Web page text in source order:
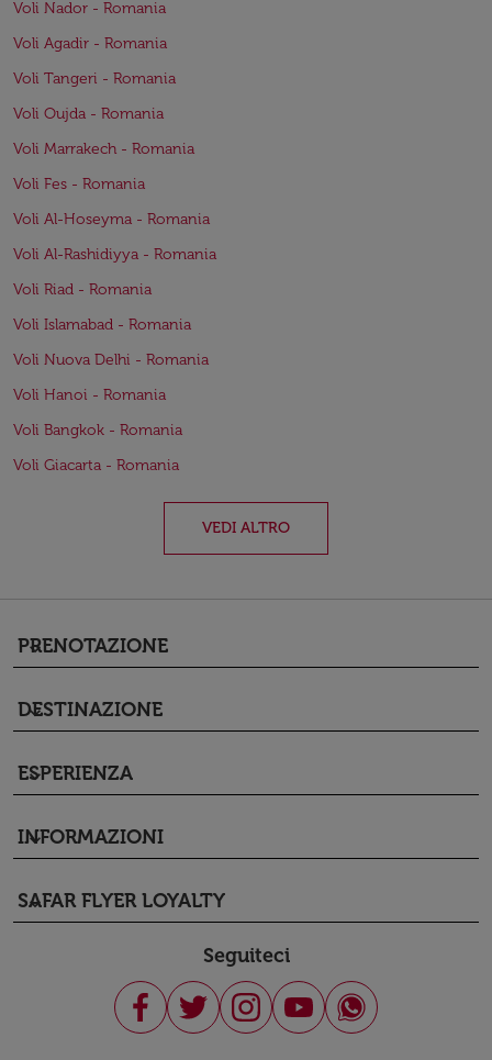
Voli Nador - Romania
Voli Agadir - Romania
Voli Tangeri - Romania
Voli Oujda - Romania
Voli Marrakech - Romania
Voli Fes - Romania
Voli Al-Hoseyma - Romania
Voli Al-Rashidiyya - Romania
Voli Riad - Romania
Voli Islamabad - Romania
Voli Nuova Delhi - Romania
Voli Hanoi - Romania
Voli Bangkok - Romania
Voli Giacarta - Romania
VEDI ALTRO
PRENOTAZIONE
keyboard_arrow_down
DESTINAZIONE
keyboard_arrow_down
ESPERIENZA
keyboard_arrow_down
INFORMAZIONI
keyboard_arrow_down
SAFAR FLYER LOYALTY
keyboard_arrow_down
Seguiteci